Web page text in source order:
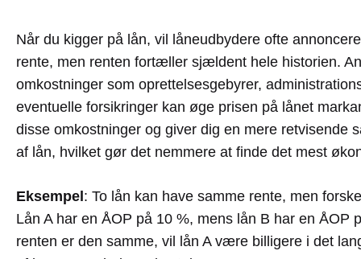
Når du kigger på lån, vil låneudbydere ofte
rente, men renten fortæller sjældent hele historien.
omkostninger som oprettelsesgebyrer,
eventuelle forsikringer kan øge prisen på lånet
disse omkostninger og giver dig en mere retvisende
af lån, hvilket gør det nemmere at finde det mest
Eksempel: To lån kan have samme rente, men
Lån A har en ÅOP på 10 %, mens lån B har en ÅOP
renten er den samme, vil lån A være billigere i det